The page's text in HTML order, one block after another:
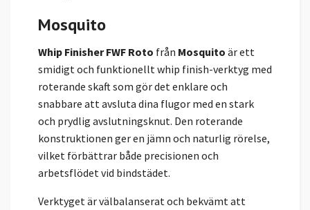
Mosquito
Whip Finisher FWF Roto från Mosquito är ett
smidigt och funktionellt whip finish-verktyg med
roterande skaft som gör det enklare och
snabbare att avsluta dina flugor med en stark
och prydlig avslutningsknut. Den roterande
konstruktionen ger en jämn och naturlig rörelse,
vilket förbättrar både precisionen och
arbetsflödet vid bindstädet.
Verktyget är välbalanserat och bekvämt att